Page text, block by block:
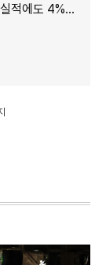
도 4%대 약세